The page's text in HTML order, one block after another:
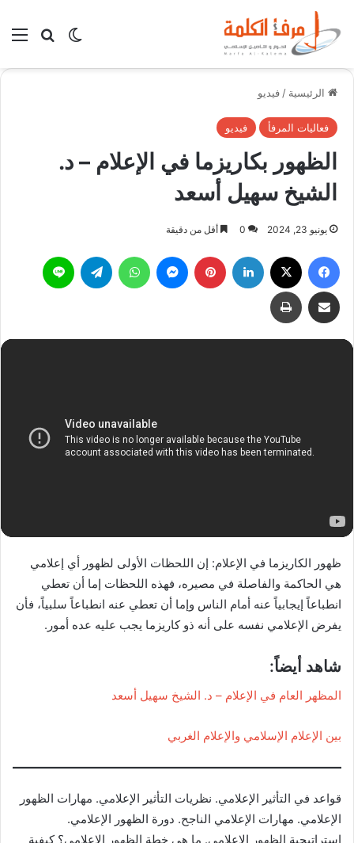
بحثالوضع
الرئيسية / فيديو
فعاليات المرفأ فيديو
الظهور بكاريزما في الإعلام – د.
الشيخ سهيل أسعد
يونيو 23, 2024 0 أقل من دقيقة
فيسبوك لينكدإن بينتيريست ماسنجر واتساب تيلقرام
مشاركة عبر البريد طباعة
ظهور الكاريزما في الإعلام: إن اللحظات الأولى لظهور أي إعلامي
هي الحاكمة والفاصلة في مصيره، فهذه اللحظات إما أن تعطي
انطباعاً إيجابياً عنه أمام الناس وإما أن تعطي عنه انطباعاً سلبياً، فأن
يفرض الإعلامي نفسه على أنه ذو كاريزما يجب عليه عده أمور.
شاهد أيضاً:
المظهر العام في الإعلام – د. الشيخ سهيل أسعد
بين الإعلام الإسلامي والإعلام الغربي
قواعد في التأثير الإعلامي. نظريات التأثير الإعلامي. مهارات الظهور
الإعلامي. مهارات الإعلامي الناجح. دورة الظهور الإعلامي.
إستراتيجية الظهور الإعلامي. ما هي خطة الظهور الاعلامي؟ كيفية